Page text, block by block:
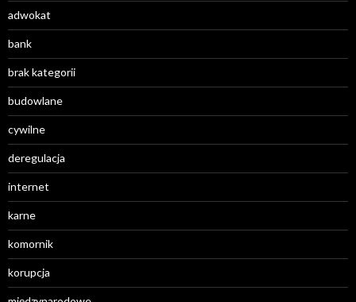
adwokat
bank
brak kategorii
budowlane
cywilne
deregulacja
internet
karne
komornik
korupcja